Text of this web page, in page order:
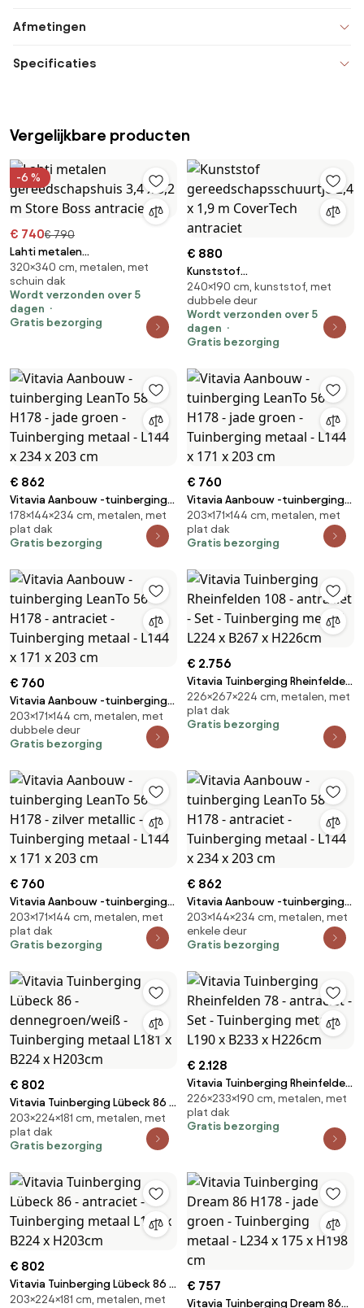
Afmetingen
Specificaties
Vergelijkbare producten
-6 %
€ 740€ 790
Lahti metalen
gereedschapshuis 3,4 x 3,2 m
Store Boss antraciet
320×340 cm, metalen, met
schuin dak
Wordt verzonden over 5
dagen
Gratis bezorging
€ 880
Kunststof
gereedschapsschuurtje 2,4 x
1,9 m CoverTech antraciet
240×190 cm, kunststof, met
dubbele deur
Wordt verzonden over 5
dagen
Gratis bezorging
€ 862
Vitavia Aanbouw -tuinberging
LeanTo 58 H178 - jade groen -
Tuinberging metaal - L144 x 234
x 203 cm
178×144×234 cm, metalen, met
plat dak
Gratis bezorging
€ 760
Vitavia Aanbouw -tuinberging
LeanTo 56 H178 - jade groen -
Tuinberging metaal - L144 x 171 x
203 cm
203×171×144 cm, metalen, met
plat dak
Gratis bezorging
€ 760
Vitavia Aanbouw -tuinberging
LeanTo 56 H178 - antraciet -
Tuinberging metaal - L144 x 171 x
203 cm
203×171×144 cm, metalen, met
dubbele deur
Gratis bezorging
€ 2.756
Vitavia Tuinberging Rheinfelden
108 - antraciet - Set -
Tuinberging metaal L224 x B267
x H226cm
226×267×224 cm, metalen, met
plat dak
Gratis bezorging
€ 760
Vitavia Aanbouw -tuinberging
LeanTo 56 H178 - zilver metallic -
Tuinberging metaal - L144 x 171 x
203 cm
203×171×144 cm, metalen, met
plat dak
Gratis bezorging
€ 862
Vitavia Aanbouw -tuinberging
LeanTo 58 H178 - antraciet -
Tuinberging metaal - L144 x 234
x 203 cm
203×144×234 cm, metalen, met
enkele deur
Gratis bezorging
€ 802
Vitavia Tuinberging Lübeck 86 -
dennegroen/weiß - Tuinberging
metaal L181 x B224 x H203cm
203×224×181 cm, metalen, met
plat dak
Gratis bezorging
€ 2.128
Vitavia Tuinberging Rheinfelden
78 - antraciet - Set -
Tuinberging metaal L190 x B233
x H226cm
226×233×190 cm, metalen, met
plat dak
Gratis bezorging
€ 802
Vitavia Tuinberging Lübeck 86 -
antraciet - Tuinberging metaal
203×224×181 cm, metalen, met
€ 757
Vitavia Tuinberging Dream 86